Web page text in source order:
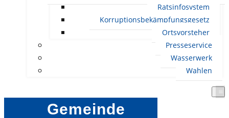
Ratsinfosystem
Korruptionsbekämpfungsgesetz
Ortsvorsteher
Presseservice
Wasserwerk
Wahlen
Gemeinde